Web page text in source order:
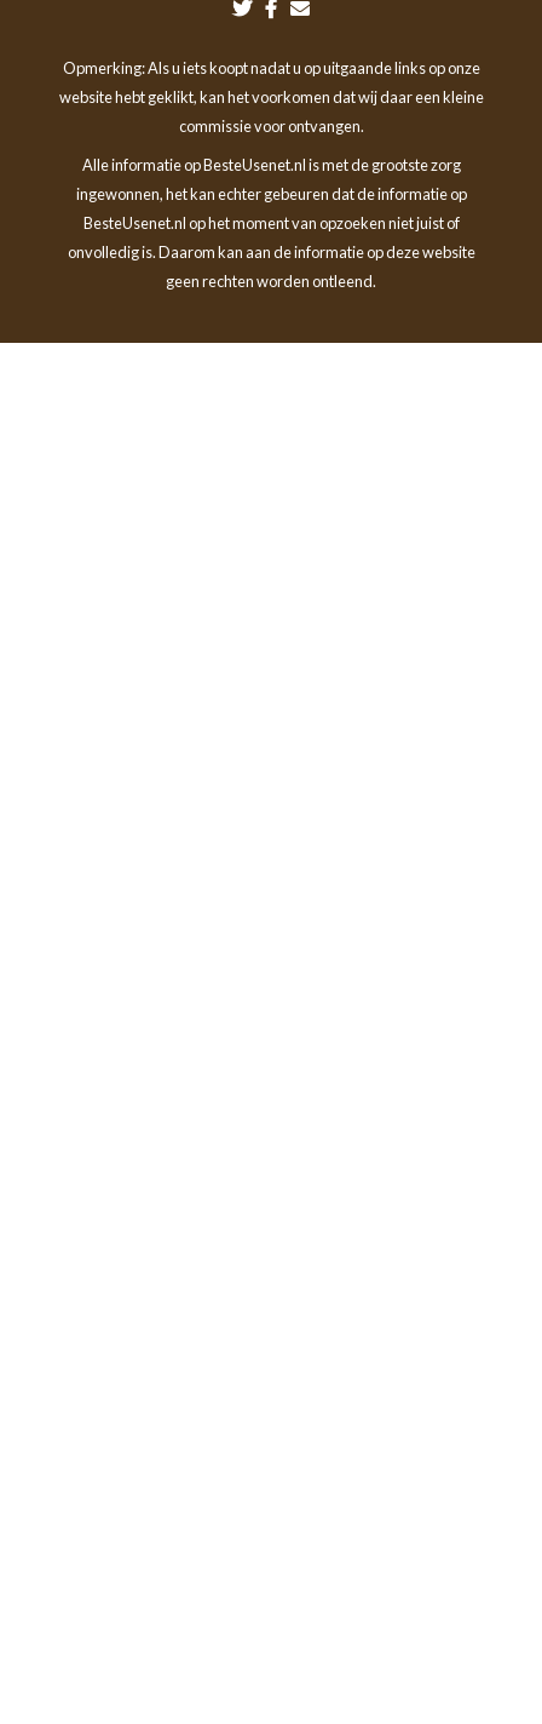
Opmerking: Als u iets koopt nadat u op uitgaande links op onze
website hebt geklikt, kan het voorkomen dat wij daar een kleine
commissie voor ontvangen.
Alle informatie op BesteUsenet.nl is met de grootste zorg
ingewonnen, het kan echter gebeuren dat de informatie op
BesteUsenet.nl op het moment van opzoeken niet juist of
onvolledig is. Daarom kan aan de informatie op deze website
geen rechten worden ontleend.